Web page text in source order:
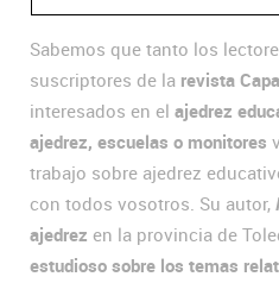
Sabemos que tanto los
suscriptores de la revista
interesados en el ajedrez
ajedrez, escuelas o monitores
trabajo sobre ajedrez
con todos vosotros. Su autor,
ajedrez en la provincia de
estudioso sobre los temas